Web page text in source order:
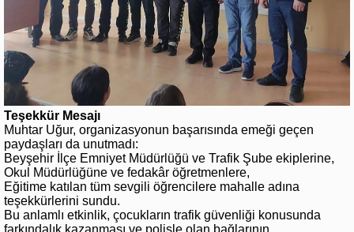
Teşekkür Mesajı
Muhtar Uğur, organizasyonun başarısında emeği geçen
paydaşları da unutmadı:
Beyşehir İlçe Emniyet Müdürlüğü ve Trafik Şube ekiplerine,
Okul Müdürlüğüne ve fedakâr öğretmenlere,
Eğitime katılan tüm sevgili öğrencilere mahalle adına
teşekkürlerini sundu.
Bu anlamlı etkinlik, çocukların trafik güvenliği konusunda